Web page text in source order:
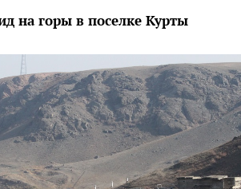
на горы в поселке Курты